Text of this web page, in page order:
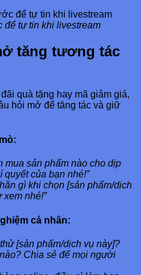
để tự tin khi livestream
tăng tương tác
quà tặng hay mã giảm giá,
hỏi mở để tăng tác và giữ
mua sản phẩm nào cho dịp
của bạn nhé!”
gì khi chọn [sản phẩm/dịch
nhé!”
cá nhân:
[sản phẩm/dịch vụ này]?
Chia sẻ để mọi người